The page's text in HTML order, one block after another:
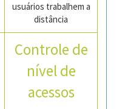
usuários trabalhem a
distância
Controle de
nível de
acessos